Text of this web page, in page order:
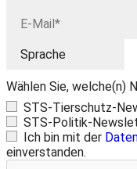
Wählen Sie, welche(n)
STS-Tierschutz-
STS-Politik-
Ich bin mit der
einverstanden.